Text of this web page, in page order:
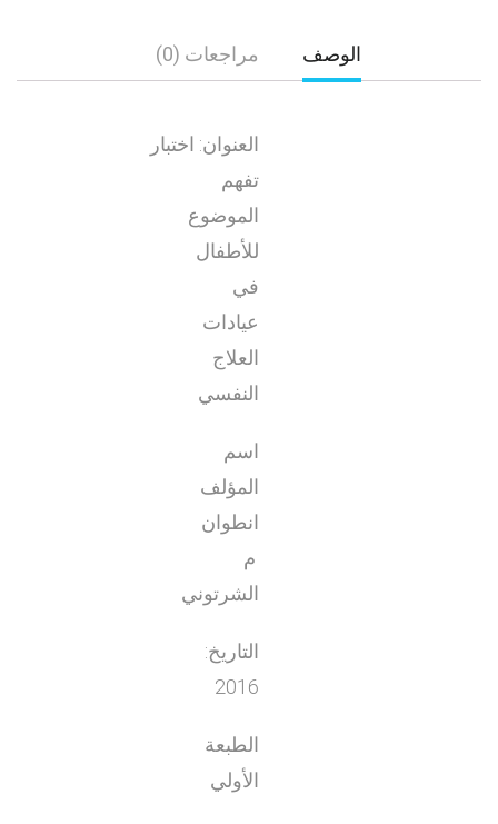
الوصف مراجعات (0)
العنوان: اختبار
تفهم
الموضوع
للأطفال
في
عيادات
العلاج
النفسي
اسم
المؤلف
انطوان
م
الشرتوني
التاريخ:
2016
الطبعة
الأولي